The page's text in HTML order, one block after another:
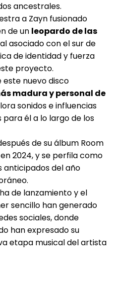
ancestrales.
a Zayn fusionado
de un leopardo de las
asociado con el sur de
de identidad y fuerza
proyecto.
este nuevo disco
madura y personal de
sonidos e influencias
para él a lo largo de los
de su álbum Room
2024, y se perfila como
anticipados del año
de lanzamiento y el
sencillo han generado
sociales, donde
han expresado su
etapa musical del artista